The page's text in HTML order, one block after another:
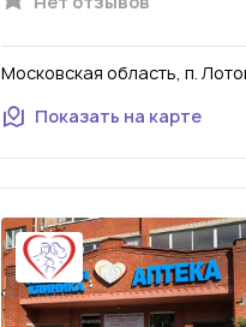
Московская область, п.
Показать на карте